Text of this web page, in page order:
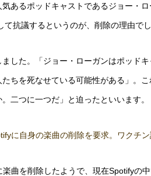
あるポッドキャストであるジョー・
抗議するというのが、削除の理由でし
した。「ジョー・ローガンはポッド
ちを死なせている可能性がある」。
二つに一つだ」と迫ったといいます。
に自身の楽曲の削除を要求。ワクチ
曲を削除したようで、現在Spotifyの